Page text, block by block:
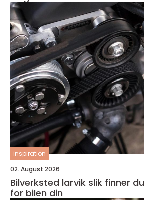
inspiration
02. August 2026
Bilverksted larvik slik finner du riktig verksted
for bilen din